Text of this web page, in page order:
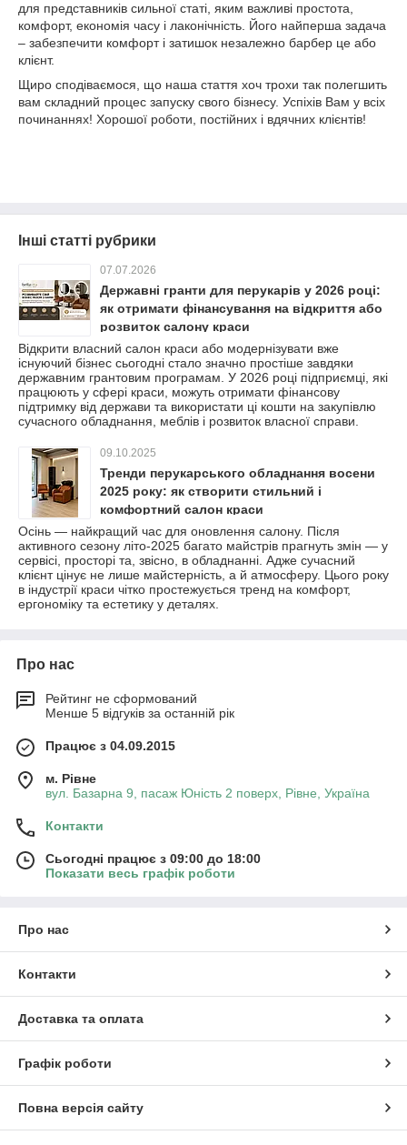
для представників сильної статі, яким важливі простота,
комфорт, економія часу і лаконічність. Його найперша задача
– забезпечити комфорт і затишок незалежно барбер це або
клієнт.
Щиро сподіваємося, що наша стаття хоч трохи так полегшить
вам складний процес запуску свого бізнесу. Успіхів Вам у всіх
починаннях! Хорошої роботи, постійних і вдячних клієнтів!
Інші статті рубрики
07.07.2026
Державні гранти для перукарів у 2026 році:
як отримати фінансування на відкриття або
розвиток салону краси
Відкрити власний салон краси або модернізувати вже
існуючий бізнес сьогодні стало значно простіше завдяки
державним грантовим програмам. У 2026 році підприємці, які
працюють у сфері краси, можуть отримати фінансову
підтримку від держави та використати ці кошти на закупівлю
сучасного обладнання, меблів і розвиток власної справи.
09.10.2025
Тренди перукарського обладнання восени
2025 року: як створити стильний і
комфортний салон краси
Осінь — найкращий час для оновлення салону. Після
активного сезону літо-2025 багато майстрів прагнуть змін — у
сервісі, просторі та, звісно, в обладнанні. Адже сучасний
клієнт цінує не лише майстерність, а й атмосферу. Цього року
в індустрії краси чітко простежується тренд на комфорт,
ергономіку та естетику у деталях.
Про нас
Рейтинг не сформований
Менше 5 відгуків за останній рік
Працює з 04.09.2015
м. Рівне
вул. Базарна 9, пасаж Юність 2 поверх, Рівне, Україна
Контакти
Сьогодні працює з 09:00 до 18:00
Показати весь графік роботи
Про нас
Контакти
Доставка та оплата
Графік роботи
Повна версія сайту